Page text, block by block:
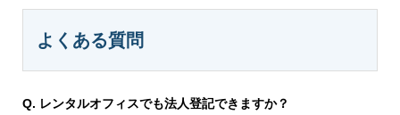
よくある質問
Q. レンタルオフィスでも法人登記できますか？